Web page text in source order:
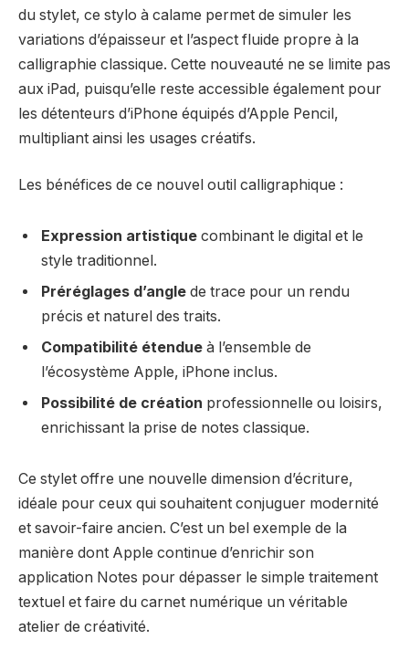
du stylet, ce stylo à calame permet de simuler les
variations d’épaisseur et l’aspect fluide propre à la
calligraphie classique. Cette nouveauté ne se limite pas
aux iPad, puisqu’elle reste accessible également pour
les détenteurs d’iPhone équipés d’Apple Pencil,
multipliant ainsi les usages créatifs.
Les bénéfices de ce nouvel outil calligraphique :
Expression artistique combinant le digital et le
style traditionnel.
Préréglages d’angle de trace pour un rendu
précis et naturel des traits.
Compatibilité étendue à l’ensemble de
l’écosystème Apple, iPhone inclus.
Possibilité de création professionnelle ou loisirs,
enrichissant la prise de notes classique.
Ce stylet offre une nouvelle dimension d’écriture,
idéale pour ceux qui souhaitent conjuguer modernité
et savoir-faire ancien. C’est un bel exemple de la
manière dont Apple continue d’enrichir son
application Notes pour dépasser le simple traitement
textuel et faire du carnet numérique un véritable
atelier de créativité.